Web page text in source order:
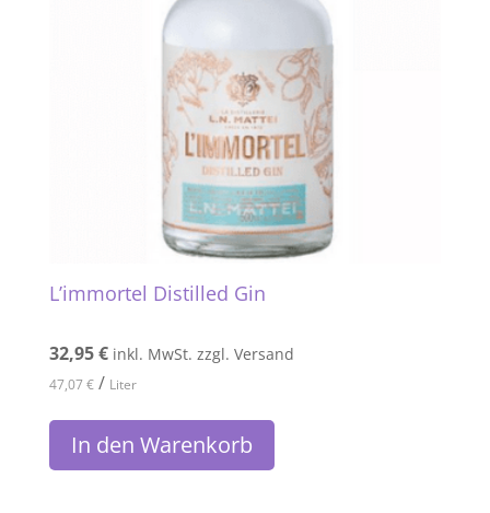
L’immortel Distilled Gin
32,95€ inkl. MwSt. zzgl. Versand
47,07€/ Liter
In den Warenkorb